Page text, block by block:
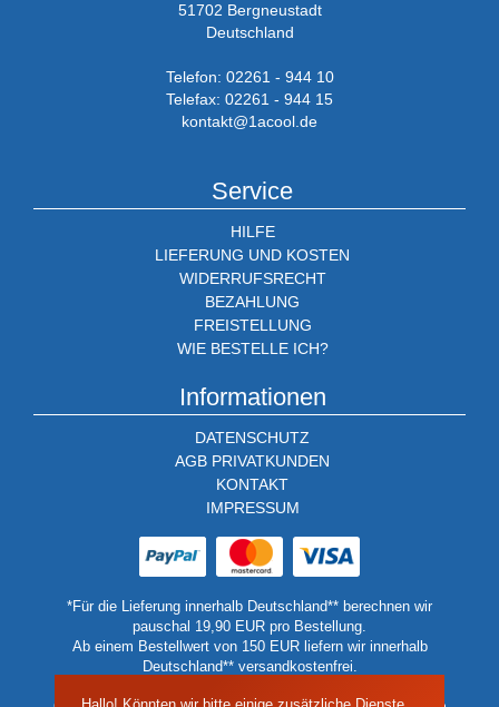
51702 Bergneustadt
Deutschland
Telefon: 02261 - 944 10
Telefax: 02261 - 944 15
kontakt@1acool.de
Service
HILFE
LIEFERUNG UND KOSTEN
WIDERRUFSRECHT
BEZAHLUNG
FREISTELLUNG
WIE BESTELLE ICH?
Informationen
DATENSCHUTZ
AGB PRIVATKUNDEN
KONTAKT
IMPRESSUM
*Für die Lieferung innerhalb Deutschland** berechnen wir
pauschal 19,90 EUR pro Bestellung.
Ab einem Bestellwert von 150 EUR liefern wir innerhalb
Deutschland** versandkostenfrei.